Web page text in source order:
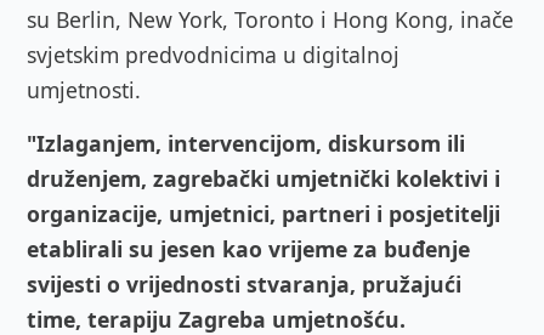
su Berlin, New York, Toronto i Hong Kong, inače
svjetskim predvodnicima u digitalnoj
umjetnosti.
"Izlaganjem, intervencijom, diskursom ili
druženjem, zagrebački umjetnički kolektivi i
organizacije, umjetnici, partneri i posjetitelji
etablirali su jesen kao vrijeme za buđenje
svijesti o vrijednosti stvaranja, pružajući
time, terapiju Zagreba umjetnošću.